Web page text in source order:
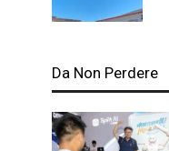
Da Non Perdere